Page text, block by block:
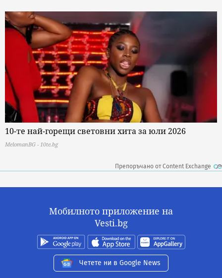
10-те най-горещи световни хита за юли 2026
MelomanBG - 10te.bg
Препоръчано от Content Exchange
Мобилното приложение на
Vesti.bg
Четете ни в Google News